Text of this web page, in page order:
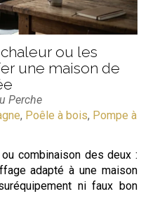
ou les
une maison de
Perche
, Poêle à bois, Pompe à
combinaison des deux :
adapté à une maison
ni faux bon